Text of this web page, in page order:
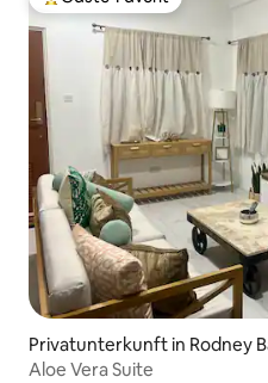
Beliebter Gäste-Favorit.
Privatunterkunft in Rodney
Aloe Vera Suite